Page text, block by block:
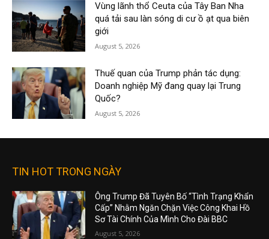
Vùng lãnh thổ Ceuta của Tây Ban Nha
quá tải sau làn sóng di cư ồ ạt qua biên
giới
August 5, 2026
Thuế quan của Trump phản tác dụng:
Doanh nghiệp Mỹ đang quay lại Trung
Quốc?
August 5, 2026
TIN HOT TRONG NGÀY
Ông Trump Đã Tuyên Bố “Tình Trạng Khẩn
Cấp” Nhằm Ngăn Chặn Việc Công Khai Hồ
Sơ Tài Chính Của Mình Cho Đài BBC
August 5, 2026